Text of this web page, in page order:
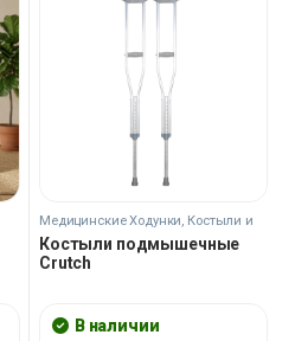
Медицинские Ходунки, Костыли и
Трости
Костыли подмышечные
Crutch
В наличии